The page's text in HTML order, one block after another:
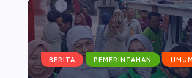
BERITA PEMERINTAHAN UMUM